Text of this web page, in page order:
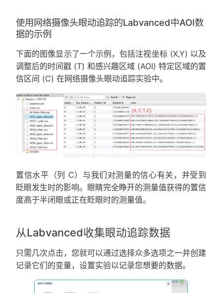
使用网络摄像头眼动追踪的Labvanced中AOI数
据的示例
下面的图像显示了一个示例，包括注视坐标 (X,Y) 以及
调整后的时间戳 (T) 和感兴趣区域 (AOI) 特定区域的置
信区间 (C) 在网络摄像头眼动追踪实验中。
置信水平（列 C）与我们对测量的信心有关，并受到
眨眼发生时的影响。眼睛完全睁开的测量值获得的置信
度高于半闭眼或正在眨眼时的测量值。
从Labvanced收集眼动追踪数据
只需几次点击，您就可以通过选择众多选项之一并创建
记录它们的变量，设置实验以记录您想要的数据。